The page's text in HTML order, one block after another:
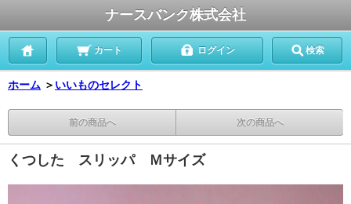
ナースバンク株式会社
カート ログイン 検索
ホーム ＞ いいものセレクト
前の商品へ 次の商品へ
くつした スリッパ Ｍサイズ